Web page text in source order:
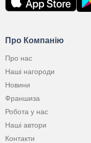
Про Компанію
Про нас
Наші нагороди
Новини
Франшиза
Робота у нас
Наші автори
Контакти